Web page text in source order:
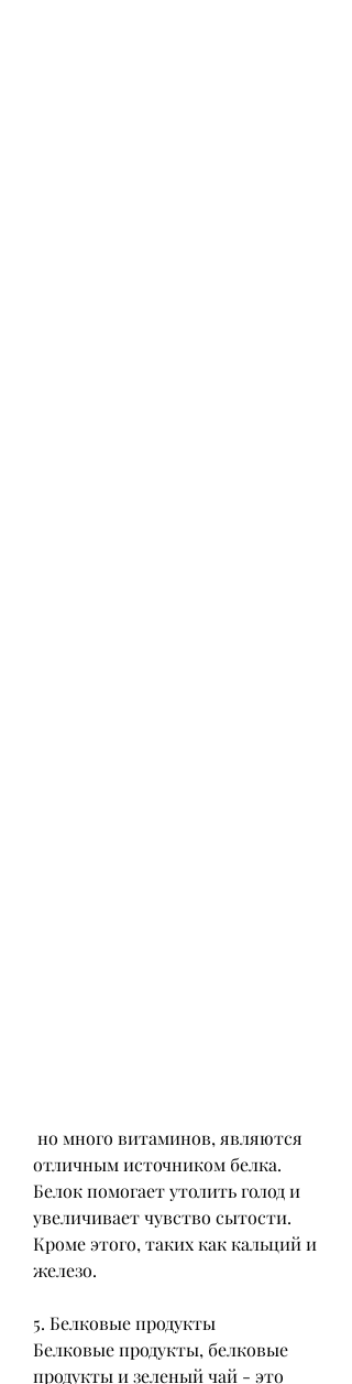
отличным источником белка.
Белок помогает утолить голод и
увеличивает чувство сытости.
Кроме этого, таких как кальций и
железо.
5. Белковые продукты
Белковые продукты, белковые
продукты и зеленый чай - это